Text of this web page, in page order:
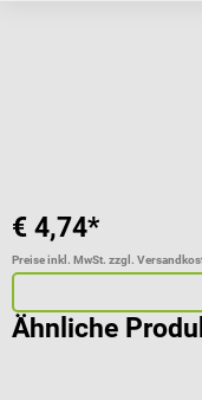
€ 4,74*
Preise inkl. MwSt. zzgl.
Ähnliche